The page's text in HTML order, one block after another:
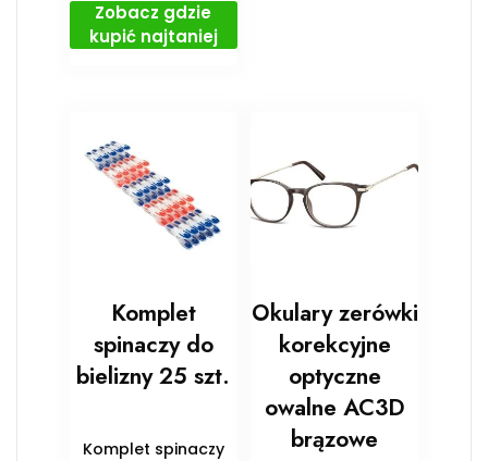
Zobacz gdzie
kupić najtaniej
Komplet
spinaczy do
bielizny 25 szt.
Komplet spinaczy
Okulary zerówki
korekcyjne
optyczne
owalne AC3D
brązowe